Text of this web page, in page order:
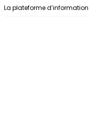
Aller au contenu
La plateforme